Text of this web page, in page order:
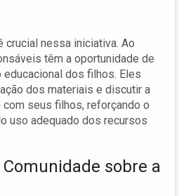
crucial nessa iniciativa. Ao
têm a oportunidade de
dos filhos. Eles
dos materiais e discutir a
com seus filhos, reforçando o
uso adequado dos recursos
sobre a